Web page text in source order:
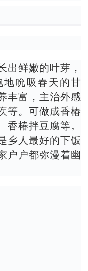
出鲜嫩的叶芽，
吮吸春天的甘
丰富，主治外感
等。可做成香椿
椿拌豆腐等。
乡人最好的下饭
户户都弥漫着幽